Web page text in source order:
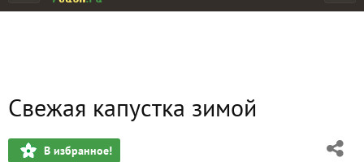
Свежая капустка зимой
В избранное!